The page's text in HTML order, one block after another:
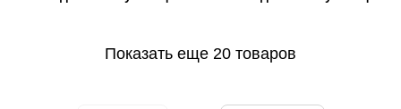
Показать еще 20 товаров